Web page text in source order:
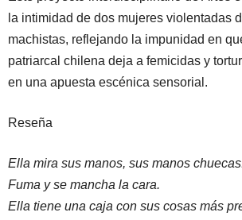
la intimidad de dos mujeres violentadas
machistas, reflejando la impunidad en
patriarcal chilena deja a femicidas y
en una apuesta escénica sensorial.
Reseña
Ella mira sus manos, sus manos
Fuma y se mancha la cara.
Ella tiene una caja con sus cosas más